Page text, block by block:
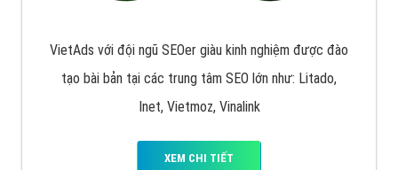
VietAds với đội ngũ SEOer giàu kinh nghiệm được đào
tạo bài bản tại các trung tâm SEO lớn như: Litado,
Inet, Vietmoz, Vinalink
XEM CHI TIẾT